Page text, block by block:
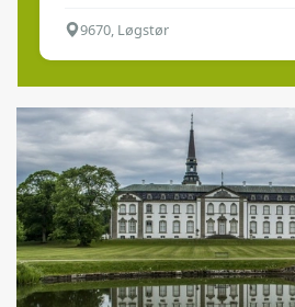
9670, Løgstør